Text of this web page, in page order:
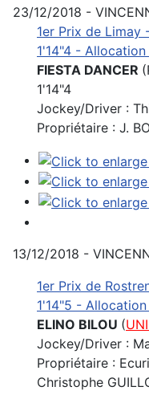
23/12/2018 -
1er Prix de
1'14"4 -
FIESTA DANCER
1'14"4
Jockey/Driver :
Propriétaire : J.
13/12/2018 -
1er Prix de
1'14"5 -
ELINO BILOU (
Jockey/Driver :
Propriétaire :
Christophe